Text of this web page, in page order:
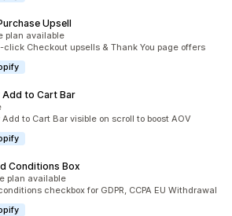
Upsell
plan available
click Checkout upsells & Thank You page offers
Add to Cart Bar
to Cart Bar visible on scroll to boost AOV
Conditions Box
plan available
checkbox for GDPR, CCPA EU Withdrawal